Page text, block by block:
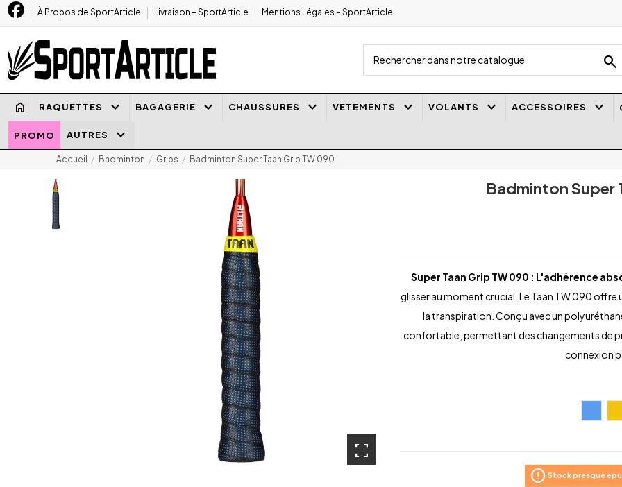
À Propos de SportArticle Livraison – SportArticle Mentions Légales – SportArticle
search
home RAQUETTES keyboard_arrow_down BAGAGERIE keyboard_arrow_down CHAUSSURES keyboard_arrow_down VETEMENTS keyboard_arrow_down VOLANTS keyboard_arrow_down ACCESSOIRES keyboard_arrow_down
PROMO AUTRES keyboard_arrow_down
Accueil Badminton Grips Badminton Super Taan Grip TW 090
fullscreen
Badminton Super
Super Taan Grip TW 090 : L'adhérence
glisser au moment crucial. Le Taan TW 090
la transpiration. Conçu avec un
confortable, permettant des changements de
connexion
error Stock presque